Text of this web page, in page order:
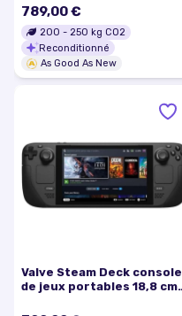
789,00 €
200 - 250 kg CO2
Reconditionné
As Good As New
Valve Steam Deck console
de jeux portables 18,8 cm